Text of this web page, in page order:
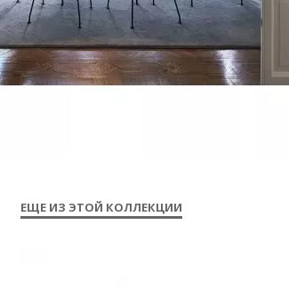
ЕЩЕ ИЗ ЭТОЙ КОЛЛЕКЦИИ